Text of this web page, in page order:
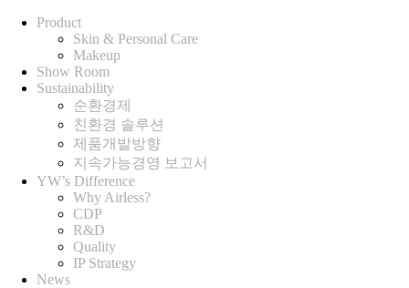
Product
Skin & Personal Care
Makeup
Show Room
Sustainability
순환경제
친환경 솔루션
제품개발방향
지속가능경영 보고서
YW’s Difference
Why Airless?
CDP
R&D
Quality
IP Strategy
News